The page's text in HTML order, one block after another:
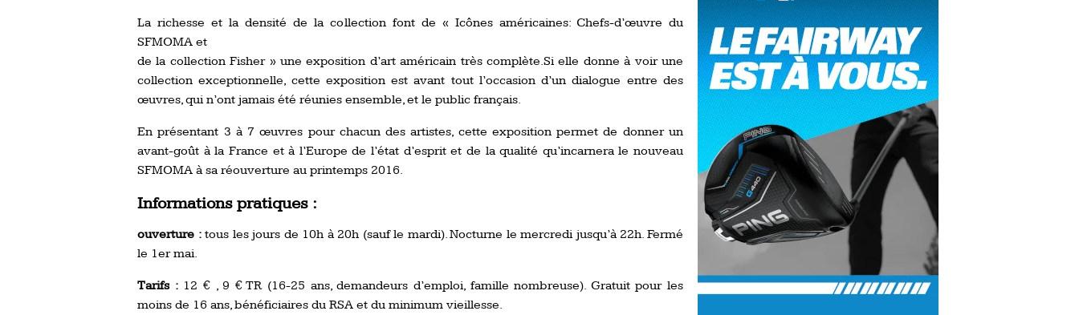
La richesse et la densité de la collection font de « Icônes américaines: Chefs-d’œuvre du
SFMOMA et
de la collection Fisher » une exposition d’art américain très complète.Si elle donne à voir une
collection exceptionnelle, cette exposition est avant tout l’occasion d’un dialogue entre des
œuvres, qui n’ont jamais été réunies ensemble, et le public français.
En présentant 3 à 7 œuvres pour chacun des artistes, cette exposition permet de donner un
avant-goût à la France et à l’Europe de l’état d’esprit et de la qualité qu’incarnera le nouveau
SFMOMA à sa réouverture au printemps 2016.
Informations pratiques :
ouverture :tous les jours de 10h à 20h (sauf le mardi). Nocturne le mercredi jusqu’à 22h. Fermé
le 1er mai.
Tarifs :12 € , 9 € TR (16-25 ans, demandeurs d’emploi, famille nombreuse). Gratuit pour les
moins de 16 ans, bénéficiaires du RSA et du minimum vieillesse.
Tiger Woods se retire du Genesis Invitational
Evian Resort Golf Club : Saison 2 du
Programme Performance
Royal Air Maroc Golf & Padel Cup : le nouvel
event sport et networking
LPGA Tour 2026 : une saison record pour le
golf féminin
Ladies European Tour 2026 : une saison
historique sur cinq continents
Debout en Bouts prolonge la Fashion Week à
Roland-Garros